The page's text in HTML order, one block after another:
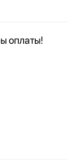
оплаты!